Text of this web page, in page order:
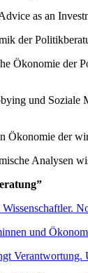
as an
der
Ökonomie der
und Soziale
Ökonomie der
Analysen
und